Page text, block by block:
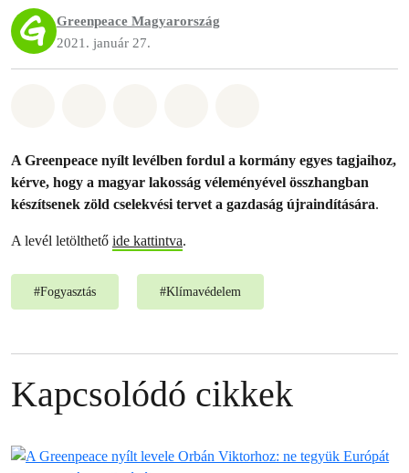
Greenpeace Magyarország
2021. január 27.
A Greenpeace nyílt levélben fordul a kormány egyes tagjaihoz,
kérve, hogy a magyar lakosság véleményével összhangban
készítsenek zöld cselekvési tervet a gazdaság újraindítására.
A levél letölthető ide kattintva.
#Fogyasztás #Klímavédelem
Kapcsolódó cikkek